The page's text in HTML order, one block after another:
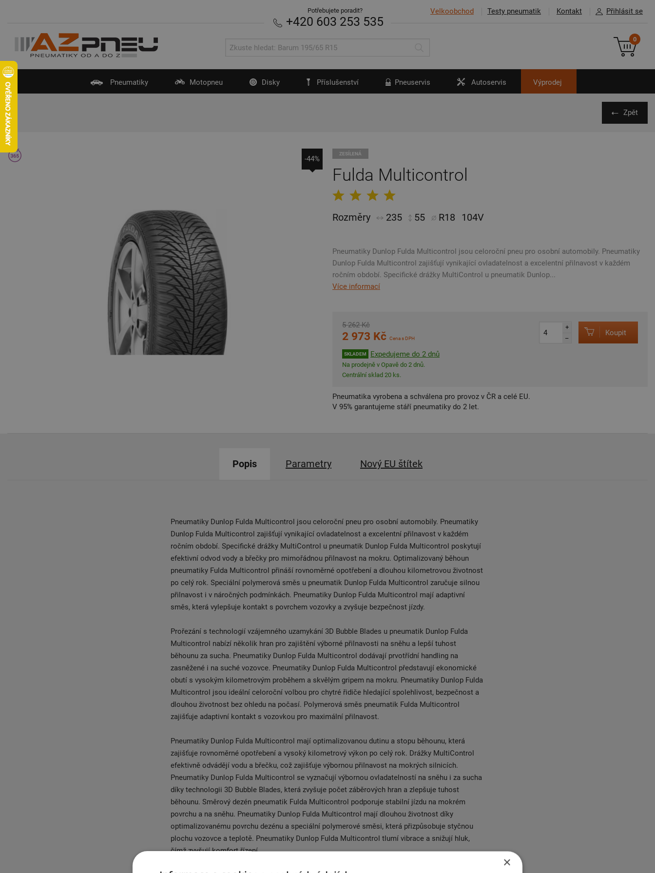
Velkoobchod Testy pneumatik Kontakt Přihlásit se
Potřebujete poradit?
+420 603 253 535
0
Pneumatiky Motopneu Disky Příslušenství Pneuservis Autoservis Výprodej
Zpět
ZESÍLENÁ
Fulda Multicontrol
Rozměry 235 55 R18 104V
Pneumatiky Dunlop Fulda Multicontrol jsou celoroční pneu pro osobní automobily. Pneumatiky
Dunlop Fulda Multicontrol zajišťují vynikající ovladatelnost a excelentní přilnavost v každém
ročním období. Specifické drážky MultiControl u pneumatik Dunlop...
Více informací
5 262 Kč
2 973 Kč Cena s DPH
SKLADEM Expedujeme do 2 dnů
Na prodejně v Opavě do 2 dnů.
Centrální sklad 20 ks.
+
–
Koupit
Pneumatika vyrobena a schválena pro provoz v ČR a celé EU.
V 95% garantujeme stáří pneumatiky do 2 let.
-44%
Popis Parametry Nový EU štítek
Pneumatiky Dunlop Fulda Multicontrol jsou celoroční pneu pro osobní automobily. Pneumatiky
Dunlop Fulda Multicontrol zajišťují vynikající ovladatelnost a excelentní přilnavost v každém
ročním období. Specifické drážky MultiControl u pneumatik Dunlop Fulda Multicontrol poskytují
efektivní odvod vody a břečky pro mimořádnou přilnavost na mokru. Optimalizovaný běhoun
pneumatiky Fulda Multicontrol přináší rovnoměrné opotřebení a dlouhou kilometrovou životnost
po celý rok. Speciální polymerová směs u pneumatik Dunlop Fulda Multicontrol zaručuje silnou
přilnavost i v náročných podmínkách. Pneumatiky Dunlop Fulda Multicontrol mají adaptivní
směs, která vylepšuje kontakt s povrchem vozovky a zvyšuje bezpečnost jízdy.
Prořezání s technologií vzájemného uzamykání 3D Bubble Blades u pneumatik Dunlop Fulda
Multicontrol nabízí několik hran pro zajištění výborné přilnavosti na sněhu a lepší tuhost
běhounu za sucha. Pneumatiky Dunlop Fulda Multicontrol dodávají prvotřídní handling na
zasněžené i na suché vozovce. Pneumatiky Dunlop Fulda Multicontrol představují ekonomické
obutí s vysokým kilometrovým proběhem a skvělým gripem na mokru. Pneumatiky Dunlop Fulda
Multicontrol jsou ideální celoroční volbou pro chytré řidiče hledající spolehlivost, bezpečnost a
dlouhou životnost bez ohledu na počasí. Polymerová směs pneumatik Fulda Multicontrol
zajišťuje adaptivní kontakt s vozovkou pro maximální přilnavost.
Pneumatiky Dunlop Fulda Multicontrol mají optimalizovanou dutinu a stopu běhounu, která
zajišťuje rovnoměrné opotřebení a vysoký kilometrový výkon po celý rok. Drážky MultiControl
efektivně odvádějí vodu a břečku, což zajišťuje výbornou přilnavost na mokrých silnicích.
Pneumatiky Dunlop Fulda Multicontrol se vyznačují výbornou ovladatelností na sněhu i za sucha
díky technologii 3D Bubble Blades, která zvyšuje počet záběrových hran a zlepšuje tuhost
běhounu. Směrový dezén pneumatik Fulda Multicontrol podporuje stabilní jízdu na mokrém
povrchu a na sněhu. Pneumatiky Dunlop Fulda Multicontrol mají dlouhou životnost díky
optimalizovanému povrchu dezénu a speciální polymerové směsi, která přizpůsobuje styčnou
plochu vozovce a teplotě. Pneumatiky Dunlop Fulda Multicontrol tlumí vibrace a snižují hluk,
čímž zvyšují komfort řízení.
×